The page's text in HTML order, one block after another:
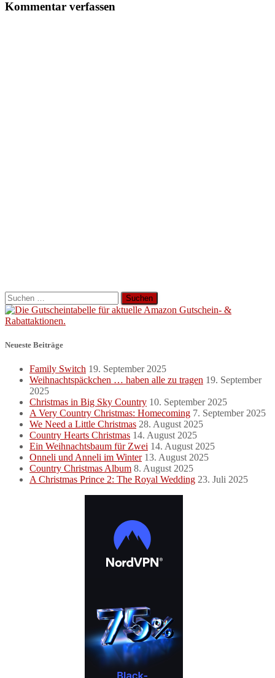
Kommentar verfassen
Suchen
nach:
Neueste Beiträge
Family Switch 19. September 2025
Weihnachtspäckchen … haben alle zu tragen 19. September
2025
Christmas in Big Sky Country 10. September 2025
A Very Country Christmas: Homecoming 7. September 2025
We Need a Little Christmas 28. August 2025
Country Hearts Christmas 14. August 2025
Ein Weihnachtsbaum für Zwei 14. August 2025
Onneli und Anneli im Winter 13. August 2025
Country Christmas Album 8. August 2025
A Christmas Prince 2: The Royal Wedding 23. Juli 2025